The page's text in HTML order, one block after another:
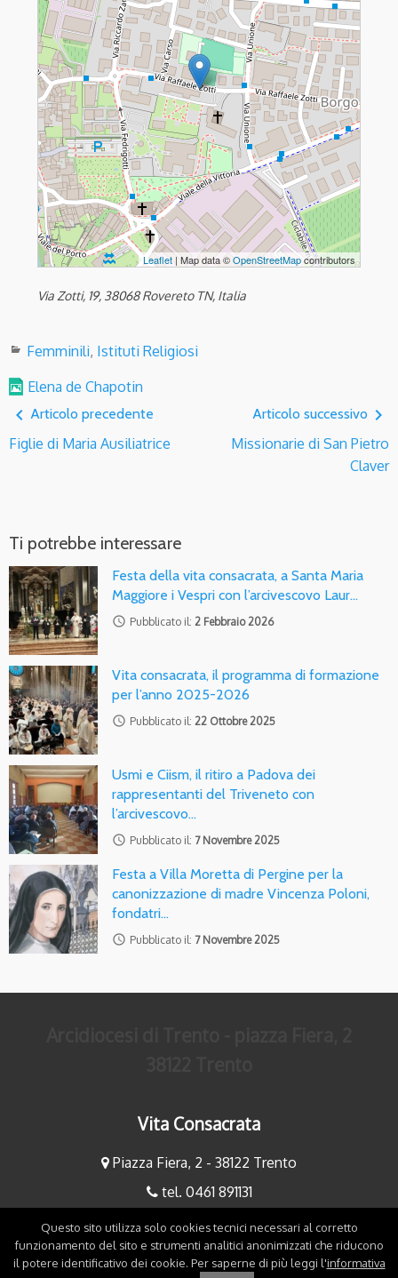
Leaflet | Map data ©OpenStreetMapcontributors
Via Zotti, 19, 38068 Rovereto TN, Italia
Femminili, Istituti Religiosi
Elena de Chapotin
navigate_before Articolo precedente
Figlie di Maria Ausiliatrice
Articolo successivo navigate_next
Missionarie di San Pietro
Claver
Ti potrebbe interessare
Festa della vita consacrata, a Santa Maria
Maggiore i Vespri con l’arcivescovo Laur…
access_time Pubblicato il: 2 Febbraio 2026
Vita consacrata, il programma di formazione
per l’anno 2025-2026
access_time Pubblicato il: 22 Ottobre 2025
Usmi e Ciism, il ritiro a Padova dei
rappresentanti del Triveneto con
l’arcivescovo…
access_time Pubblicato il: 7 Novembre 2025
Festa a Villa Moretta di Pergine per la
canonizzazione di madre Vincenza Poloni,
fondatri…
access_time Pubblicato il: 7 Novembre 2025
Vita Consacrata
Piazza Fiera, 2 - 38122 Trento
tel. 0461 891131
fax 0461 891234
mauriziobaldessari@diocesitn.it
Questo sito utilizza solo cookies tecnici necessari al corretto
funzionamento del sito e strumenti analitici anonimizzati che riducono
il potere identificativo dei cookie. Per saperne di più leggi l'informativa